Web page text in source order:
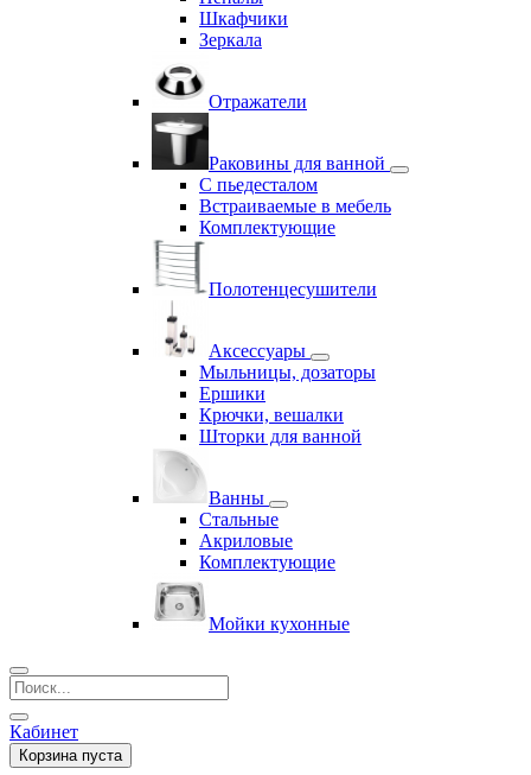
Шкафчики
Зеркала
Отражатели
Раковины для ванной
С пьедесталом
Встраиваемые в мебель
Комплектующие
Полотенцесушители
Аксессуары
Мыльницы, дозаторы
Ершики
Крючки, вешалки
Шторки для ванной
Ванны
Стальные
Акриловые
Комплектующие
Мойки кухонные
Кабинет
Корзина пуста